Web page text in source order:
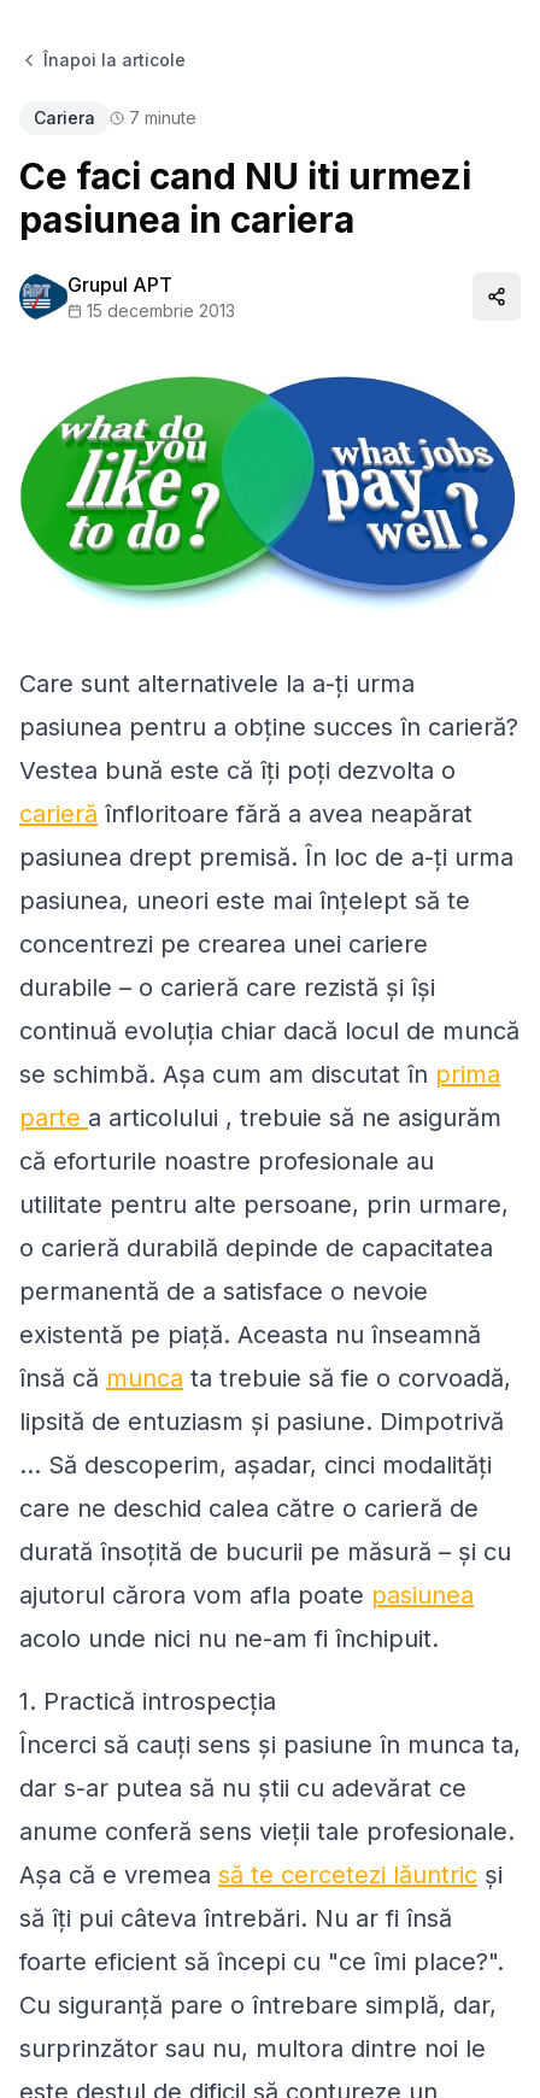
Înapoi la articole
Cariera 7 minute
Ce faci cand NU iti urmezi
pasiunea in cariera
Grupul APT
15 decembrie 2013
Care sunt alternativele la a-ți urma
pasiunea pentru a obține succes în carieră?
Vestea bună este că îți poți dezvolta o
carieră înfloritoare fără a avea neapărat
pasiunea drept premisă. În loc de a-ți ​​urma
pasiunea, uneori este mai înțelept să te
concentrezi pe crearea unei cariere
durabile – o carieră care rezistă și își
continuă evoluția chiar dacă locul de muncă
se schimbă. Așa cum am discutat în prima
parte a articolului , trebuie să ne asigurăm
că eforturile noastre profesionale au
utilitate pentru alte persoane, prin urmare,
o carieră durabilă depinde de capacitatea
permanentă de a satisface o nevoie
existentă pe piață. Aceasta nu înseamnă
însă că munca ta trebuie să fie o corvoadă,
lipsită de entuziasm și pasiune. Dimpotrivă
... Să descoperim, așadar, cinci modalități
care ne deschid calea către o carieră de
durată însoțită de bucurii pe măsură – și cu
ajutorul cărora vom afla poate pasiunea
acolo unde nici nu ne-am fi închipuit.
1. Practică introspecția
Încerci să cauți sens și pasiune în munca ta,
dar s-ar putea să nu știi cu adevărat ce
anume conferă sens vieții tale profesionale.
Așa că e vremea să te cercetezi lăuntric și
să îți pui câteva întrebări. Nu ar fi însă
foarte eficient să începi cu "ce îmi place?".
Cu siguranță pare o întrebare simplă, dar,
surprinzător sau nu, multora dintre noi le
este destul de dificil să contureze un